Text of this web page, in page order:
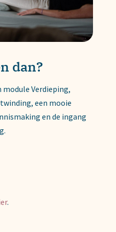
dan?
module Verdieping,
een mooie
en de ingang
.